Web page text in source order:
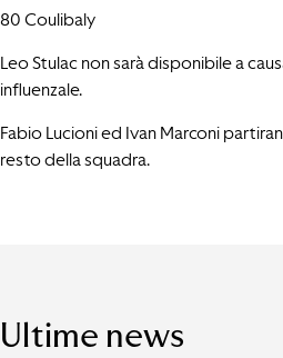
80 Coulibaly
Leo Stulac non sarà disponibile a
influenzale.
Fabio Lucioni ed Ivan Marconi
resto della squadra.
Ultime news